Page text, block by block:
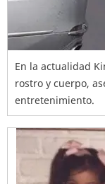
En la actualidad
rostro y cuerpo,
entretenimiento.